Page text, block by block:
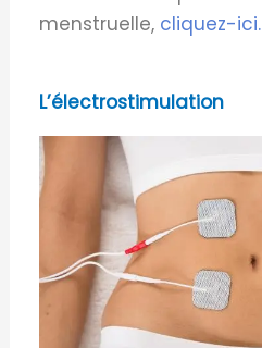
menstruelle, cliquez-ici.
L’électrostimulation